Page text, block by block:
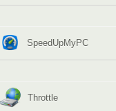
SpeedUpMyPC
Throttle